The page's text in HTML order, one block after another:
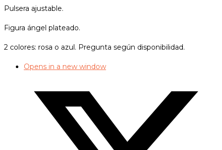
Pulsera ajustable.
Figura ángel plateado.
2 colores: rosa o azul. Pregunta según disponibilidad.
Opens in a new window